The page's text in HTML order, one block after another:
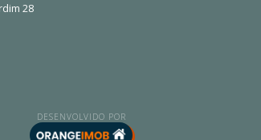
28
DESENVOLVIDO POR